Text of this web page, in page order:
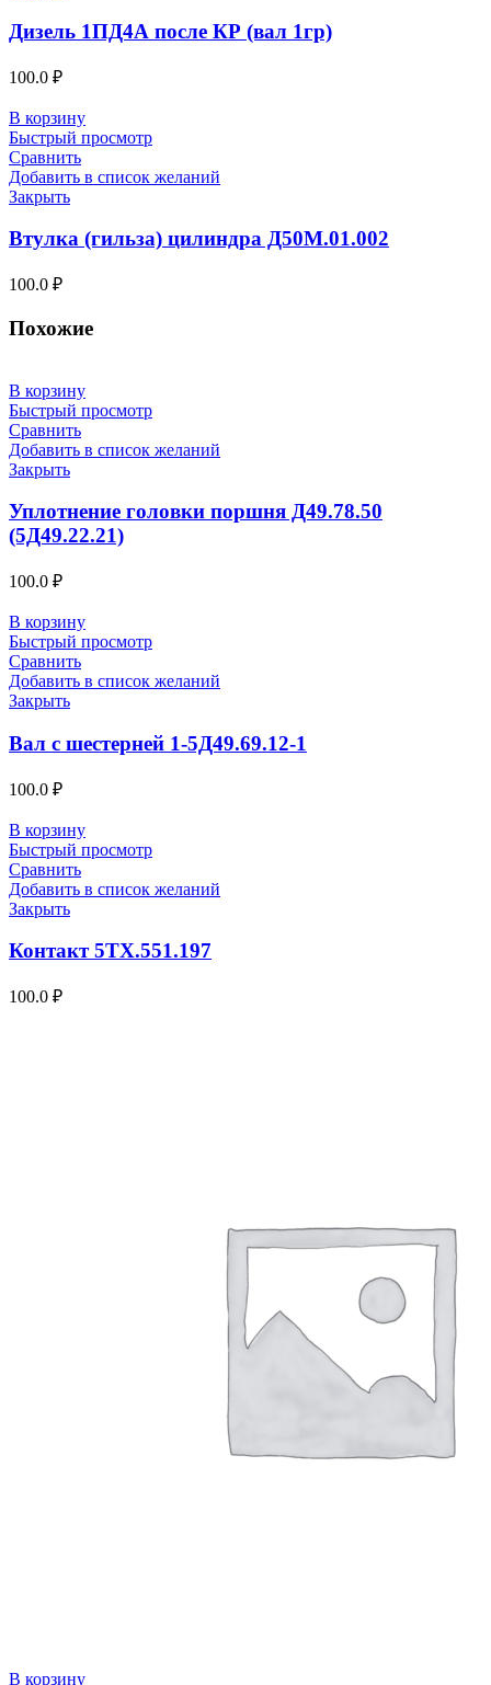
Дизель 1ПД4А после КР (вал 1гр)
100.0 ₽
В корзину
Быстрый просмотр
Сравнить
Добавить в список желаний
Закрыть
Втулка (гильза) цилиндра Д50М.01.002
100.0 ₽
Похожие
В корзину
Быстрый просмотр
Сравнить
Добавить в список желаний
Закрыть
Уплотнение головки поршня Д49.78.50
(5Д49.22.21)
100.0 ₽
В корзину
Быстрый просмотр
Сравнить
Добавить в список желаний
Закрыть
Вал с шестерней 1-5Д49.69.12-1
100.0 ₽
В корзину
Быстрый просмотр
Сравнить
Добавить в список желаний
Закрыть
Контакт 5ТХ.551.197
100.0 ₽
В корзину